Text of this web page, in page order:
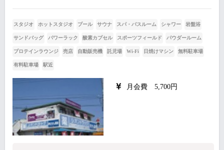
スタジオ ホットスタジオ プール サウナ スパ・バスルーム シャワー 岩盤浴
サンドバッグ パワーラック 酸素カプセル スポーツフィールド パウダールーム
プロテインラウンジ 売店 自動販売機 託児場 Wi-Fi 日焼けマシン 無料駐車場
有料駐車場 駅近
月会費 5,700円